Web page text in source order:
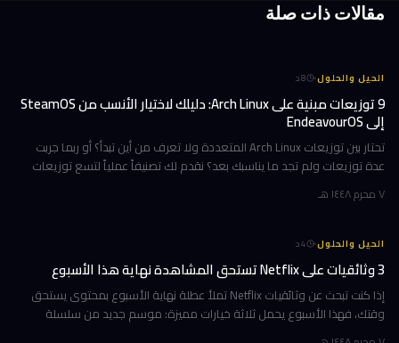
مقالات ذات صلة
الحيل والحلول·
8د
9 توزيعات مبنية على Arch Linux: دليلك لاختيار الأنسب من SteamOS
إلى EndeavourOS
تحتار بين توزيعات Arch Linux المتعددة ولا تعرف من أين تبدأ؟ أو ربما جربت
عدة توزيعات ولم تجد ما يناسبك بعد؟ نقدم لك تصنيفاً عملياً لتسع توزيعات
٧ محرم ١٤٤٨ هـ
الحيل والحلول·
4د
3 وثائقيات على Netflix تستحق المشاهدة نهاية هذا الأسبوع
إذا كنت تبحث عن وثائقيات Netflix تملأ عطلة نهاية الأسبوع بمحتوى يستحق
وقتك، فهذا الأسبوع يحمل ثلاثة خيارات مميزة: موسم جديد من سلسلة